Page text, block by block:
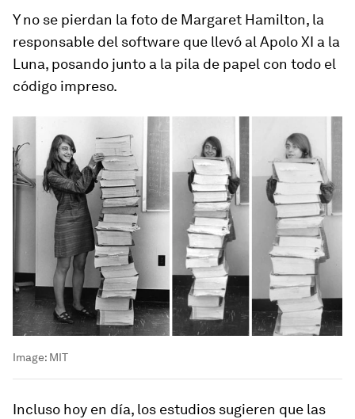
Y no se pierdan la foto de Margaret Hamilton, la
responsable del software que llevó al Apolo XI a la
Luna, posando junto a la pila de papel con todo el
código impreso.
Image: MIT
Incluso hoy en día, los estudios sugieren que las